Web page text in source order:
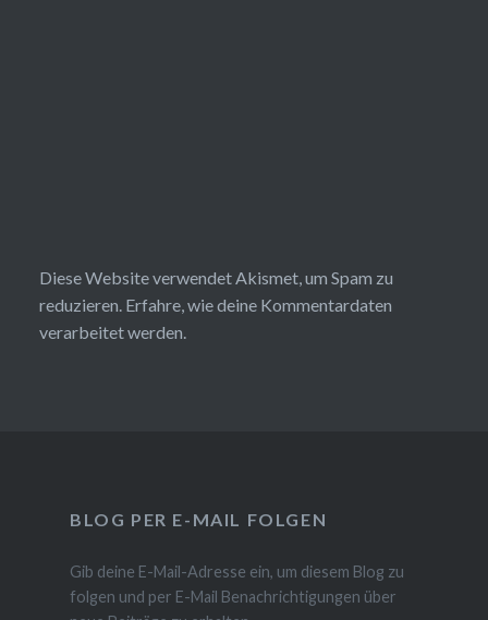
Diese Website verwendet Akismet, um Spam zu
reduzieren. Erfahre, wie deine Kommentardaten
verarbeitet werden.
BLOG PER E-MAIL FOLGEN
Gib deine E-Mail-Adresse ein, um diesem Blog zu
folgen und per E-Mail Benachrichtigungen über